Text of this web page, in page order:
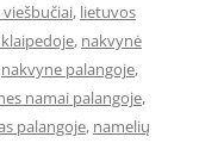
, lietuvos
, nakvynė
nakvyne palangoje,
namai palangoje,
palangoje, namelių